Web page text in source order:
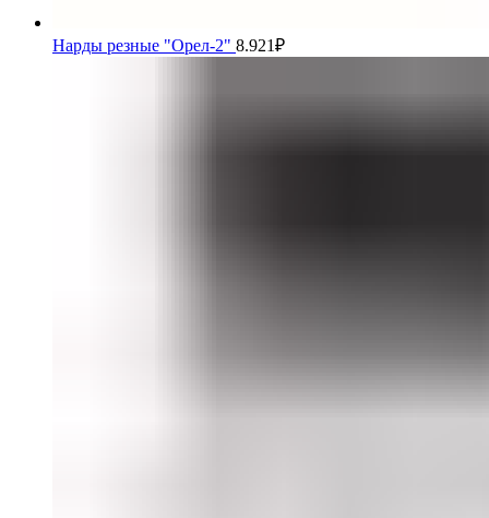
Нарды резные "Орел-2" 8.921₽